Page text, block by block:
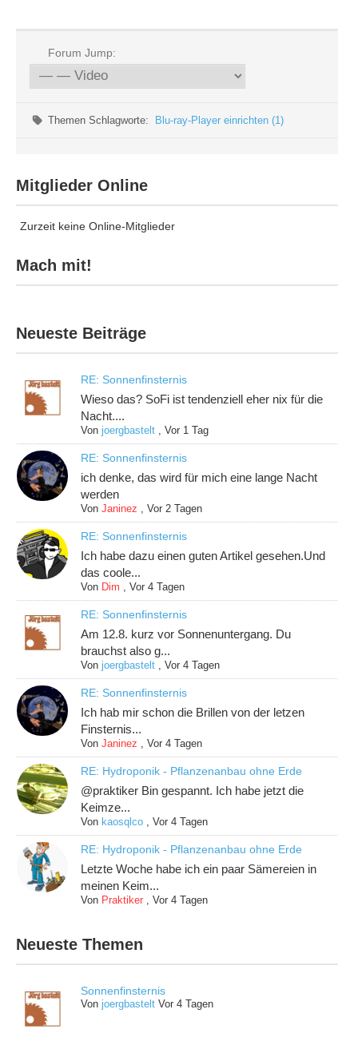
Forum Jump:
Themen Schlagworte: Blu-ray-Player einrichten (1)
Mitglieder Online
Zurzeit keine Online-Mitglieder
Mach mit!
Neueste Beiträge
RE: Sonnenfinsternis
Wieso das? SoFi ist tendenziell eher nix für die
Nacht....
Vonjoergbastelt ,Vor 1 Tag
RE: Sonnenfinsternis
ich denke, das wird für mich eine lange Nacht
werden
VonJaninez ,Vor 2 Tagen
RE: Sonnenfinsternis
Ich habe dazu einen guten Artikel gesehen.Und
das coole...
Von Dim ,Vor 4 Tagen
RE: Sonnenfinsternis
Am 12.8. kurz vor Sonnenuntergang. Du
brauchst also g...
Vonjoergbastelt ,Vor 4 Tagen
RE: Sonnenfinsternis
Ich hab mir schon die Brillen von der letzen
Finsternis...
VonJaninez ,Vor 4 Tagen
RE: Hydroponik - Pflanzenanbau ohne Erde
@praktiker Bin gespannt. Ich habe jetzt die
Keimze...
Von kaosqlco ,Vor 4 Tagen
RE: Hydroponik - Pflanzenanbau ohne Erde
Letzte Woche habe ich ein paar Sämereien in
meinen Keim...
Von Praktiker ,Vor 4 Tagen
Neueste Themen
Sonnenfinsternis
Vonjoergbastelt Vor 4 Tagen